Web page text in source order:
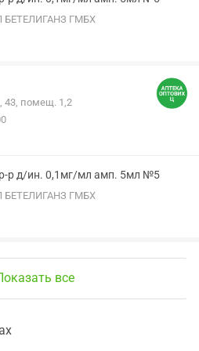
ГМБХ
43, помещ. 1,2
р д/ин. 0,1мг/мл амп. 5мл №5
ГМБХ
все